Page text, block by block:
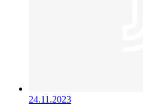
24.11.2023